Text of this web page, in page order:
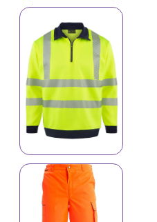
Reflektiv geyimlər
8142